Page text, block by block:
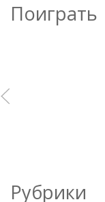
Поиграть
Рубрики